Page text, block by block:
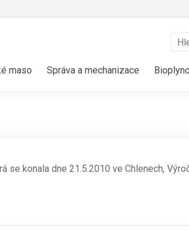
maso Správa a mechanizace
konala dne 21.5.2010 ve Chlenech,